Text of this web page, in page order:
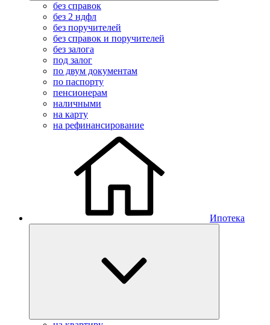
без справок
без 2 ндфл
без поручителей
без справок и поручителей
без залога
под залог
по двум документам
по паспорту
пенсионерам
наличными
на карту
на рефинансирование
Ипотека